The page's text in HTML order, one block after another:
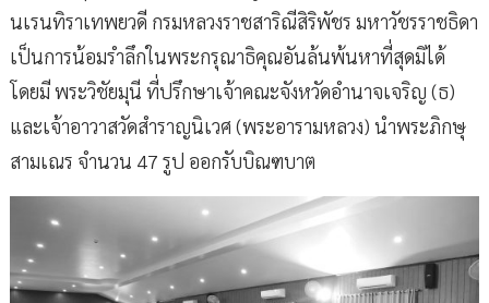
นเรนทิราเทพยวดี กรมหลวงราชสาริณีสิริพัชร มหาวัชรราชธิดา
เป็นการน้อมรำลึกในพระกรุณาธิคุณอันล้นพ้นหาที่สุดมิได้
โดยมี พระวิชัยมุนี ที่ปรึกษาเจ้าคณะจังหวัดอำนาจเจริญ (ธ)
และเจ้าอาวาสวัดสำราญนิเวศ (พระอารามหลวง) นำพระภิกษุ
สามเณร จำนวน 47 รูป ออกรับบิณฑบาต